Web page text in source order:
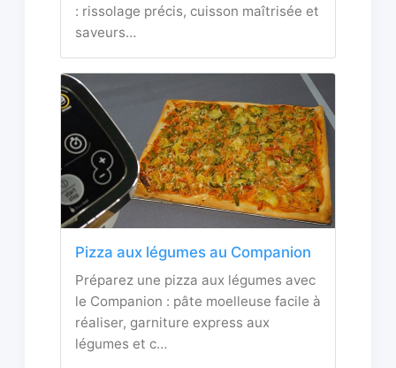
: rissolage précis, cuisson maîtrisée et
saveurs…
Pizza aux légumes au Companion
Préparez une pizza aux légumes avec
le Companion : pâte moelleuse facile à
réaliser, garniture express aux
légumes et c…